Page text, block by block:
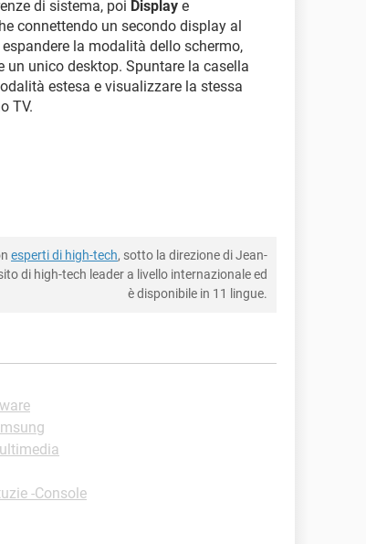
di sistema, poi Display e
connettendo un secondo display al
la modalità dello schermo,
unico desktop. Spuntare la casella
estesa e visualizzare la stessa
TV.
esperti di high-tech, sotto la direzione di Jean-
di high-tech leader a livello internazionale ed
è disponibile in 11 lingue.
-Console